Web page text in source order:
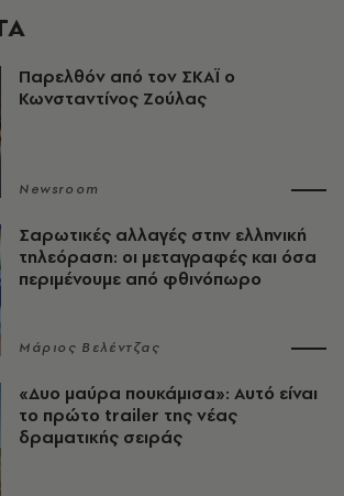
Παρελθόν από τον ΣΚΑΪ ο
Κωνσταντίνος Ζούλας
Newsroom
Σαρωτικές αλλαγές στην ελληνική
τηλεόραση: οι μεταγραφές και όσα
περιμένουμε από φθινόπωρο
Μάριος Βελέντζας
«Δυο μαύρα πουκάμισα»: Αυτό είναι
το πρώτο trailer της νέας
δραματικής σειράς